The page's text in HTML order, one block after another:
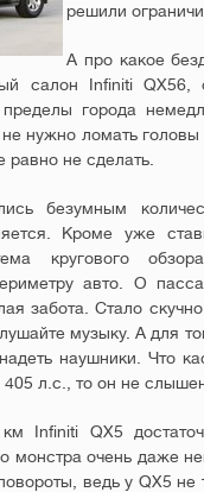
решили
А про какое
салон Infiniti QX56,
города
нужно ломать
равно не сделать.
безумным
Кроме уже
кругового
авто. О
забота. Стало
музыку. А для
наушники. Что
л.с., то он не
Infiniti QX5
монстра очень даже
ведь у QX5